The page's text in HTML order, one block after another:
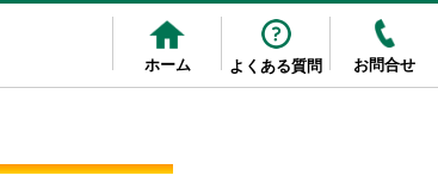
ホーム よくある質問 お問合せ